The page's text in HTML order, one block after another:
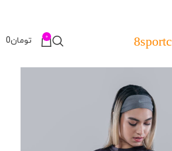
0 تومان0